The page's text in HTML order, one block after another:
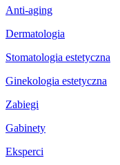
Anti-aging
Dermatologia
Stomatologia estetyczna
Ginekologia estetyczna
Zabiegi
Gabinety
Eksperci